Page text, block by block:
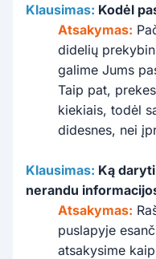
Klausimas: Kodėl
Atsakymas:
didelių
galime Jums
Taip pat,
kiekiais, todėl
didesnes, nei
Klausimas: Ką
nerandu
Atsakymas:
puslapyje
atsakysime